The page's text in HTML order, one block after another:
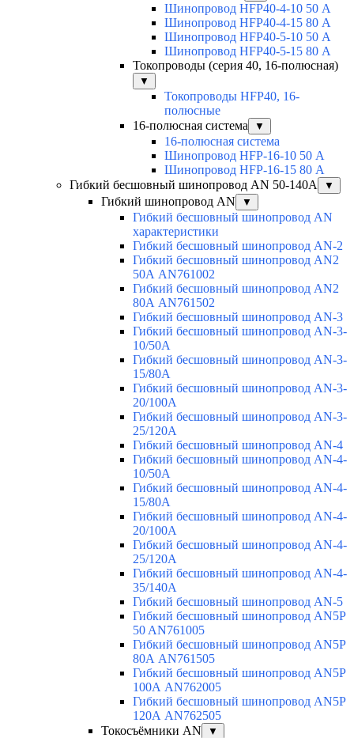
Шинопровод HFP40-4-10 50 А
Шинопровод HFP40-4-15 80 А
Шинопровод HFP40-5-10 50 А
Шинопровод HFP40-5-15 80 А
Токопроводы (серия 40, 16-полюсная)
▼
Токопроводы HFP40, 16-
полюсные
16-полюсная система
▼
16-полюсная система
Шинопровод HFP-16-10 50 А
Шинопровод HFP-16-15 80 А
Гибкий бесшовный шинопровод AN 50-140А
▼
Гибкий шинопровод AN ▼
Гибкий бесшовный шинопровод AN
характеристики
Гибкий бесшовный шинопровод AN-2
Гибкий бесшовный шинопровод AN2
50А AN761002
Гибкий бесшовный шинопровод AN2
80А AN761502
Гибкий бесшовный шинопровод AN-3
Гибкий бесшовный шинопровод AN-3-
10/50A
Гибкий бесшовный шинопровод AN-3-
15/80A
Гибкий бесшовный шинопровод AN-3-
20/100A
Гибкий бесшовный шинопровод AN-3-
25/120A
Гибкий бесшовный шинопровод AN-4
Гибкий бесшовный шинопровод AN-4-
10/50A
Гибкий бесшовный шинопровод AN-4-
15/80A
Гибкий бесшовный шинопровод AN-4-
20/100A
Гибкий бесшовный шинопровод AN-4-
25/120A
Гибкий бесшовный шинопровод AN-4-
35/140A
Гибкий бесшовный шинопровод AN-5
Гибкий бесшовный шинопровод AN5P
50 AN761005
Гибкий бесшовный шинопровод AN5P
80А AN761505
Гибкий бесшовный шинопровод AN5P
100А AN762005
Гибкий бесшовный шинопровод AN5P
120А AN762505
Токосъёмники AN
▼